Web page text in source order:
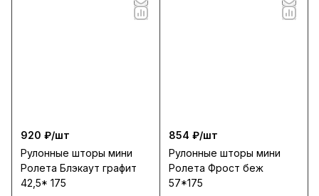
920 ₽/шт
Рулонные шторы мини
Ролета Блэкаут графит
42,5* 175
854 ₽/шт
Рулонные шторы мини
Ролета Фрост беж
57*175